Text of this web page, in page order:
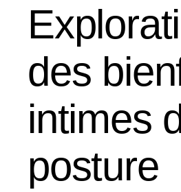
des
intimes
posture